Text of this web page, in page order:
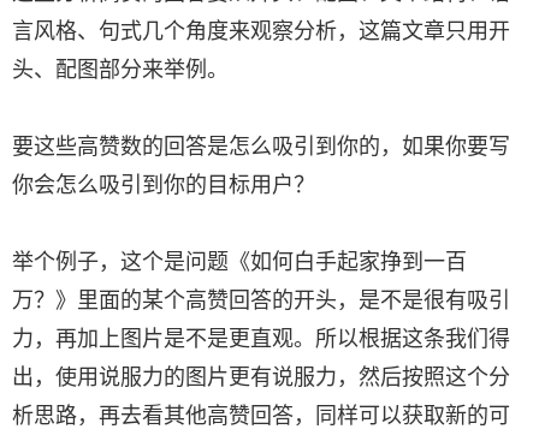
言风格、句式几个角度来观察分析，这篇文章只用开
头、配图部分来举例。
要这些高赞数的回答是怎么吸引到你的，如果你要写
你会怎么吸引到你的目标用户？
举个例子，这个是问题《如何白手起家挣到一百
万？》里面的某个高赞回答的开头，是不是很有吸引
力，再加上图片是不是更直观。所以根据这条我们得
出，使用说服力的图片更有说服力，然后按照这个分
析思路，再去看其他高赞回答，同样可以获取新的可